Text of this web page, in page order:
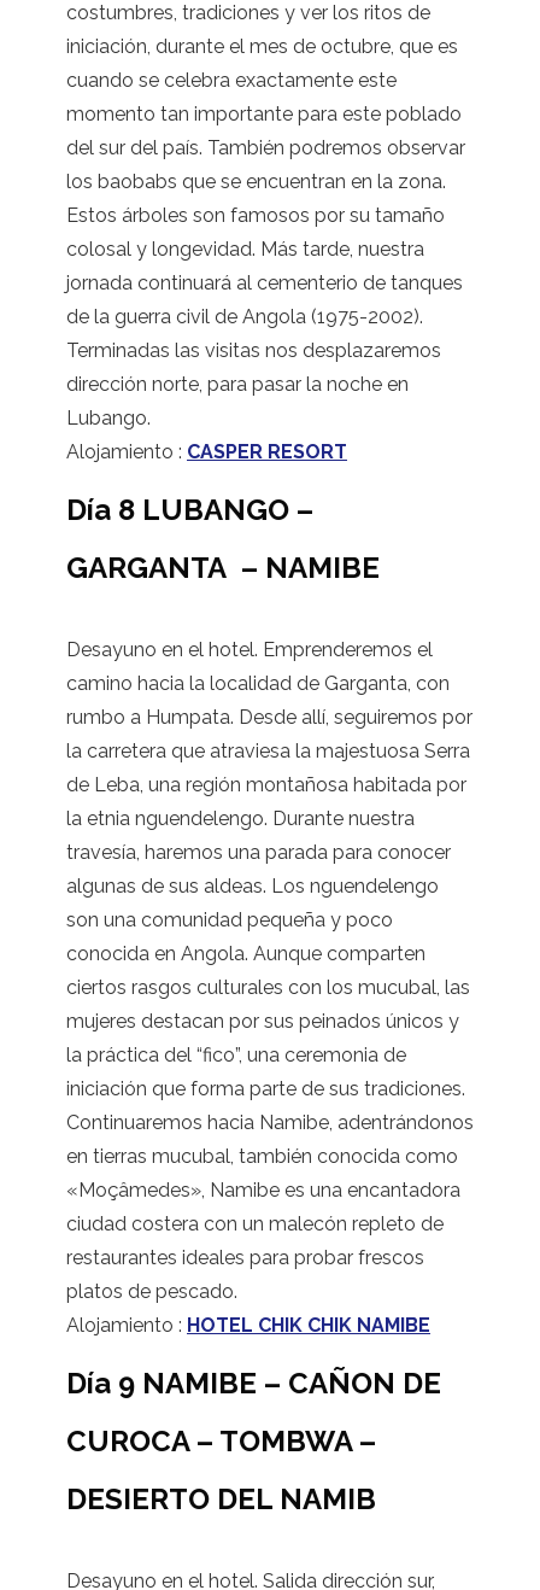
costumbres, tradiciones y ver los ritos de
iniciación, durante el mes de octubre, que es
cuando se celebra exactamente este
momento tan importante para este poblado
del sur del país. También podremos observar
los baobabs que se encuentran en la zona.
Estos árboles son famosos por su tamaño
colosal y longevidad. Más tarde, nuestra
jornada continuará al cementerio de tanques
de la guerra civil de Angola (1975-2002).
Terminadas las visitas nos desplazaremos
dirección norte, para pasar la noche en
Lubango.
Alojamiento : CASPER RESORT
Día 8 LUBANGO –
GARGANTA – NAMIBE
Desayuno en el hotel. Emprenderemos el
camino hacia la localidad de Garganta, con
rumbo a Humpata. Desde allí, seguiremos por
la carretera que atraviesa la majestuosa Serra
de Leba, una región montañosa habitada por
la etnia nguendelengo. Durante nuestra
travesía, haremos una parada para conocer
algunas de sus aldeas. Los nguendelengo
son una comunidad pequeña y poco
conocida en Angola. Aunque comparten
ciertos rasgos culturales con los mucubal, las
mujeres destacan por sus peinados únicos y
la práctica del “fico”, una ceremonia de
iniciación que forma parte de sus tradiciones.
Continuaremos hacia Namibe, adentrándonos
en tierras mucubal, también conocida como
«Moçâmedes», Namibe es una encantadora
ciudad costera con un malecón repleto de
restaurantes ideales para probar frescos
platos de pescado.
Alojamiento : HOTEL CHIK CHIK NAMIBE
Día 9 NAMIBE – CAÑON DE
CUROCA – TOMBWA –
DESIERTO DEL NAMIB
Desayuno en el hotel. Salida dirección sur,